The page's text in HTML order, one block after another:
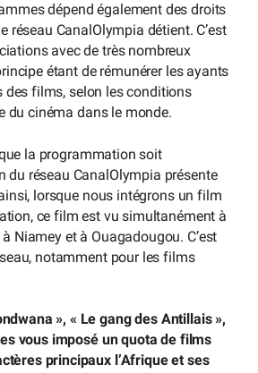
dépend également des droits
réseau CanalOlympia détient. C’est
avec de très nombreux
étant de rémunérer les ayants
des films, selon les conditions
du cinéma dans le monde.
la programmation soit
du réseau CanalOlympia présente
lorsque nous intégrons un film
ce film est vu simultanément à
Niamey et à Ouagadougou. C’est
notamment pour les films
», « Le gang des Antillais »,
vous imposé un quota de films
principaux l’Afrique et ses